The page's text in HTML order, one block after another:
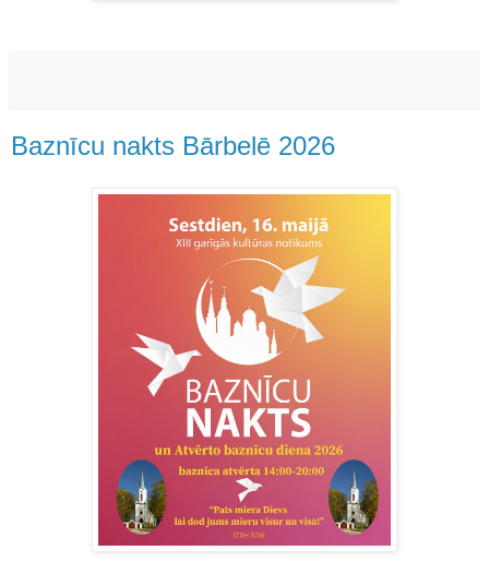
Baznīcu nakts Bārbelē 2026